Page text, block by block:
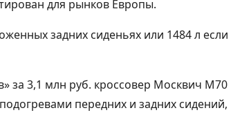
для рынков Европы.
задних сиденьях или 1484 л если
за 3,1 млн руб. кроссовер Москвич М70
передних и задних сидений,